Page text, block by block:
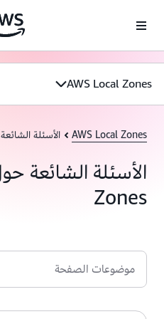
AWS Local Zones
AWS Local Zones الأسئلة الشائعة
Zones
موضوعات الصفحة